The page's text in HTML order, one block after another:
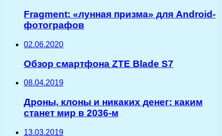
Fragment: «лунная призма» для Android-
фотографов
02.06.2020
Обзор смартфона ZTE Blade S7
08.04.2019
Дроны, клоны и никаких денег: каким
станет мир в 2036-м
13.03.2019